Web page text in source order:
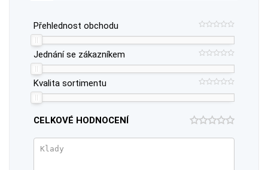
Přehlednost obchodu
Jednání se zákazníkem
Kvalita sortimentu
CELKOVÉ HODNOCENÍ